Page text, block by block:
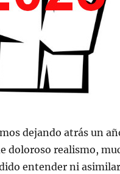
dejando atrás un
doloroso realismo,
entender ni